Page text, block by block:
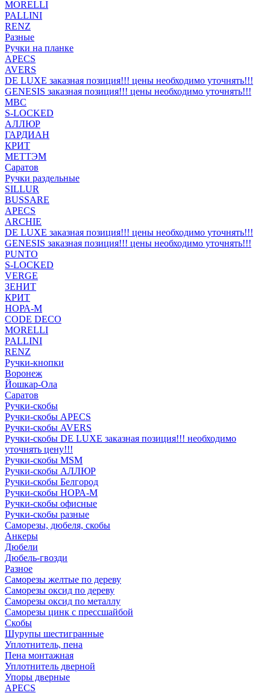
MORELLI
PALLINI
RENZ
Разные
Ручки на планке
APECS
AVERS
DE LUXE заказная позиция!!! цены необходимо уточнять!!!
GENESIS заказная позиция!!! цены необходимо уточнять!!!
MBC
S-LOCKED
АЛЛЮР
ГАРДИАН
КРИТ
МЕТТЭМ
Саратов
Ручки раздельные
SILLUR
BUSSARE
APECS
ARCHIE
DE LUXE заказная позиция!!! цены необходимо уточнять!!!
GENESIS заказная позиция!!! цены необходимо уточнять!!!
PUNTO
S-LOCKED
VERGE
ЗЕНИТ
КРИТ
НОРА-М
CODE DECO
MORELLI
PALLINI
RENZ
Ручки-кнопки
Воронеж
Йошкар-Ола
Саратов
Ручки-скобы
Ручки-скобы APECS
Ручки-скобы AVERS
Ручки-скобы DE LUXE заказная позиция!!! необходимо
уточнять цену!!!
Ручки-скобы MSM
Ручки-скобы АЛЛЮР
Ручки-скобы Белгород
Ручки-скобы НОРА-М
Ручки-скобы офисные
Ручки-скобы разные
Саморезы, дюбеля, скобы
Анкеры
Дюбели
Дюбель-гвозди
Разное
Саморезы желтые по дереву
Саморезы оксид по дереву
Саморезы оксид по металлу
Саморезы цинк с прессшайбой
Скобы
Шурупы шестигранные
Уплотнитель, пена
Пена монтажная
Уплотнитель дверной
Упоры дверные
APECS